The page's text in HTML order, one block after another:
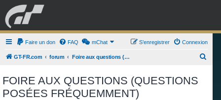
GRAN TURISMO FORUM
ESPORT BOUTIQUE
Faire un don FAQ mChat Connexion
S’enregistrer
GT-FR.com forum Foire aux questions (Questions posées fréquemment)
FOIRE AUX QUESTIONS (QUESTIONS
POSÉES FRÉQUEMMENT)